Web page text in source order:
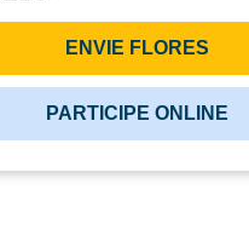
ENVIE FLORES
PARTICIPE ONLINE